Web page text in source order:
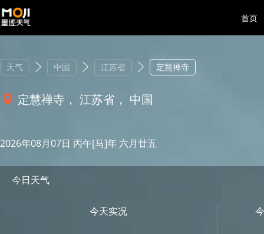
首页
天气 中国 江苏省 定慧禅寺
定慧禅寺， 江苏省， 中国
2026年08月07日 丙午[马]年 六月廿五
今日天气
今天实况